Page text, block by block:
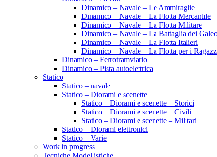
Dinamico – Navale – Le Ammiraglie
Dinamico – Navale – La Flotta Mercantile
Dinamico – Navale – La Flotta Militare
Dinamico – Navale – La Battaglia dei
Dinamico – Navale – La Flotta Italieri
Dinamico – Navale – La Flotta per i
Dinamico – Ferrotramviario
Dinamico – Pista autoelettrica
Statico
Statico – navale
Statico – Diorami e scenette
Statico – Diorami e scenette – Storici
Statico – Diorami e scenette – Civili
Statico – Diorami e scenette – Militari
Statico – Diorami elettronici
Statico – Varie
Work in progress